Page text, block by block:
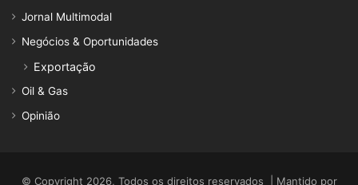
Jornal Multimodal
Negócios & Oportunidades
Exportação
Oil & Gas
Opinião
© Copyright 2026, Todos os direitos reservados | Mantido por